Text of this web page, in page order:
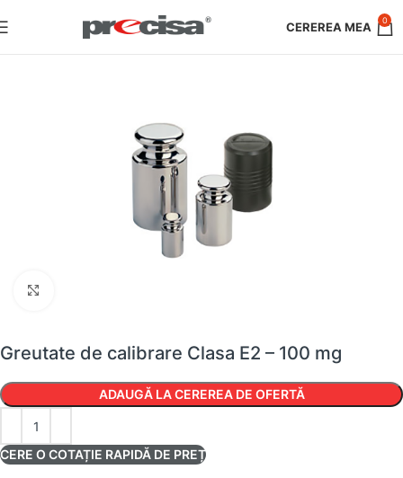
0
Greutate de calibrare Clasa E2 – 100 mg
ADAUGĂ LA CEREREA DE OFERTĂ
CERE O COTAȚIE RAPIDĂ DE PREȚ